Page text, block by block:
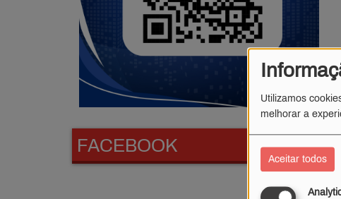
Utilizamos
melhorar a
Aceitar todos
FACEBOOK